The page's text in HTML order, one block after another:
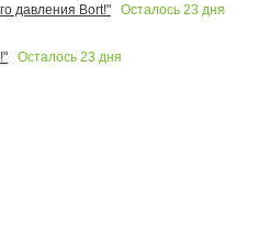
давления Bort!"
Осталось 23 дня
Осталось 23 дня